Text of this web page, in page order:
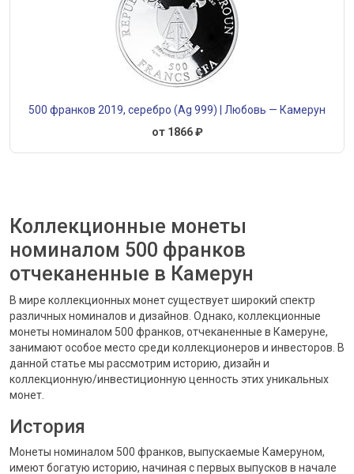
500 франков 2019, серебро (Ag 999) | Любовь — Камерун
от 1866 ₽
Коллекционные монеты
номиналом 500 франков
отчеканенные в Камерун
В мире коллекционных монет существует широкий спектр
различных номиналов и дизайнов. Однако, коллекционные
монеты номиналом 500 франков, отчеканенные в Камеруне,
занимают особое место среди коллекционеров и инвесторов. В
данной статье мы рассмотрим историю, дизайн и
коллекционную/инвестиционную ценность этих уникальных
монет.
История
Монеты номиналом 500 франков, выпускаемые Камеруном,
имеют богатую историю, начиная с первых выпусков в начале